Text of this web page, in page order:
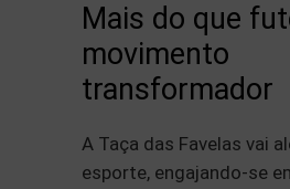
Mais do que
movimento
transformador
A Taça das Favelas vai
esporte, engajando-se